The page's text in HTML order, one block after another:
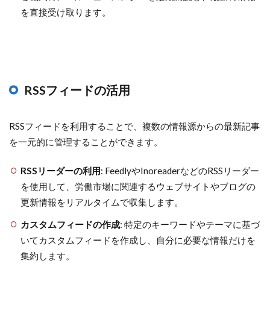
を直接受け取ります。
RSSフィードの活用
RSSフィードを利用することで、複数の情報源からの最新記事
を一元的に管理することができます。
RSSリーダーの利用: FeedlyやInoreaderなどのRSSリーダー
を使用して、労働市場に関連するウェブサイトやブログの
更新情報をリアルタイムで収集します。
カスタムフィードの作成: 特定のキーワードやテーマに基づ
いてカスタムフィードを作成し、自分に必要な情報だけを
集約します。